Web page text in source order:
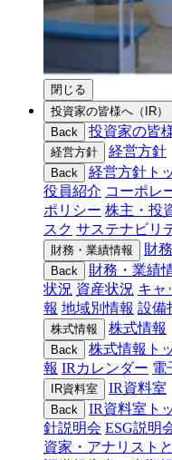
閉じる
投資家の皆様へ（IR）
Back
投資家の皆
経営方針 経営方針
Back 経営方針ト
役員紹介 コーポレ
ポリシー 株主・投
スク サステナビリ
財務・業績情報 財
Back 財務・業績
状況 資産状況 キャ
報 地域別情報 設備
株式情報 株式情報
Back 株式情報ト
報 IRカレンダー 電
IR資料室 IR資料室
Back IR資料室ト
針説明会 ESG説明
資家・アナリスト